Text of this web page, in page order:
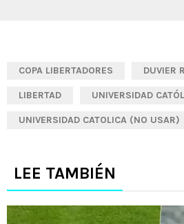
COPA LIBERTADORES DUVIER
LIBERTAD UNIVERSIDAD
UNIVERSIDAD CATOLICA (NO USAR)
LEE TAMBIÉN